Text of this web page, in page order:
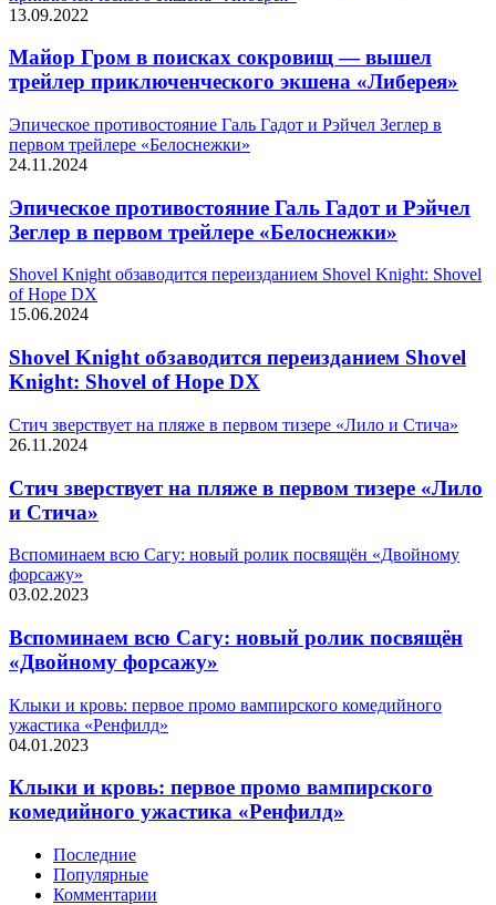
13.09.2022
Майор Гром в поисках сокровищ — вышел
трейлер приключенческого экшена «Либерея»
Эпическое противостояние Галь Гадот и Рэйчел Зеглер в
первом трейлере «Белоснежки»
24.11.2024
Эпическое противостояние Галь Гадот и Рэйчел
Зеглер в первом трейлере «Белоснежки»
Shovel Knight обзаводится переизданием Shovel Knight: Shovel
of Hope DX
15.06.2024
Shovel Knight обзаводится переизданием Shovel
Knight: Shovel of Hope DX
Стич зверствует на пляже в первом тизере «Лило и Стича»
26.11.2024
Стич зверствует на пляже в первом тизере «Лило
и Стича»
Вспоминаем всю Сагу: новый ролик посвящён «Двойному
форсажу»
03.02.2023
Вспоминаем всю Сагу: новый ролик посвящён
«Двойному форсажу»
Клыки и кровь: первое промо вампирского комедийного
ужастика «Ренфилд»
04.01.2023
Клыки и кровь: первое промо вампирского
комедийного ужастика «Ренфилд»
Последние
Популярные
Комментарии